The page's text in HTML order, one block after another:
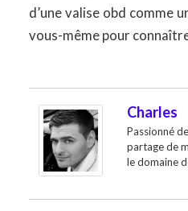
d’une valise obd comme
vous-même pour
Charles
Passionné
partage de
le domaine